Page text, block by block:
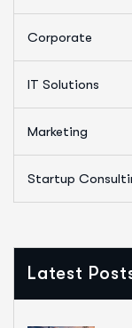
Corporate
IT Solutions
Marketing
Startup
Latest